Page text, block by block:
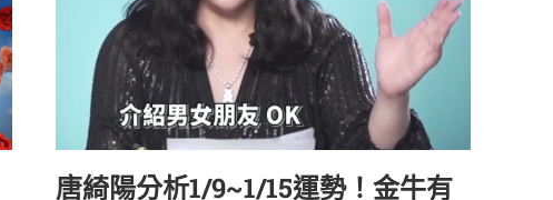
唐綺陽分析1/9~1/15運勢！金牛有